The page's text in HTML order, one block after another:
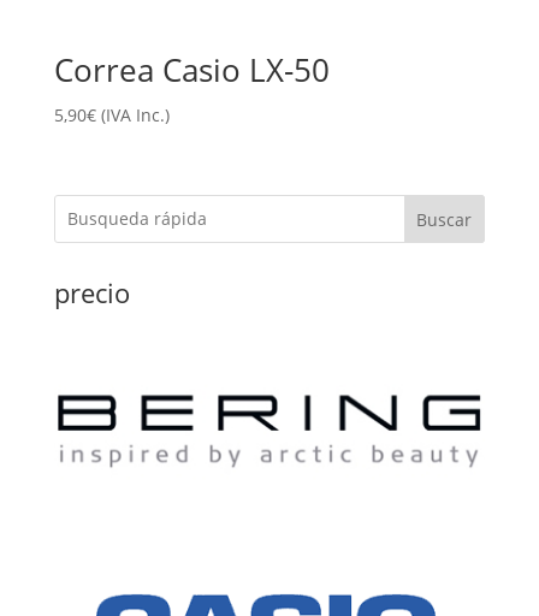
Correa Casio LX-50
5,90€ (IVA Inc.)
Buscar
precio